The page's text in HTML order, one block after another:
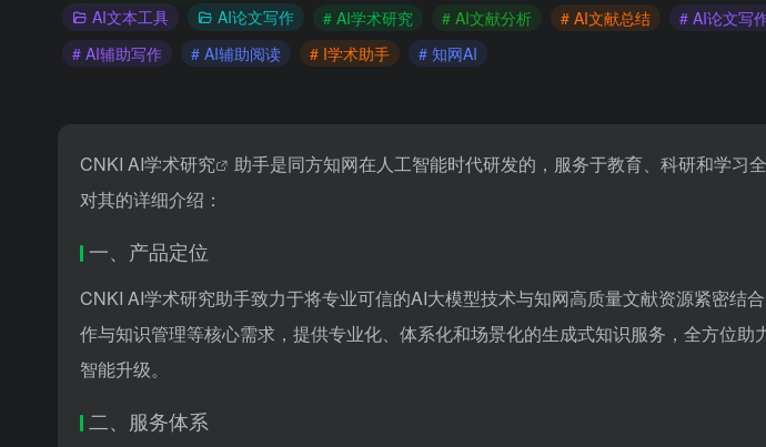
AI文本工具 AI论文写作 # AI学术研究 # AI文献分析 # AI文献总结 # AI论文写
# AI辅助写作
# AI辅助阅读 # I学术助手 # 知网AI
CNKI AI学术研究
助手是同方知网在人工智能时代研发的，服务于教育、科研和学习
对其的详细介绍：
一、产品定位
CNKI AI学术研究助手致力于将专业可信的AI大模型技术与知网高质量文献资源紧密结
作与知识管理等核心需求，提供专业化、体系化和场景化的生成式知识服务，全方位助
智能升级。
二、服务体系